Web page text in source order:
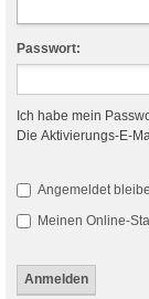
Passwort:
Ich habe mein
Die Aktivierungs-E-
Angemeldet
Meinen Online-